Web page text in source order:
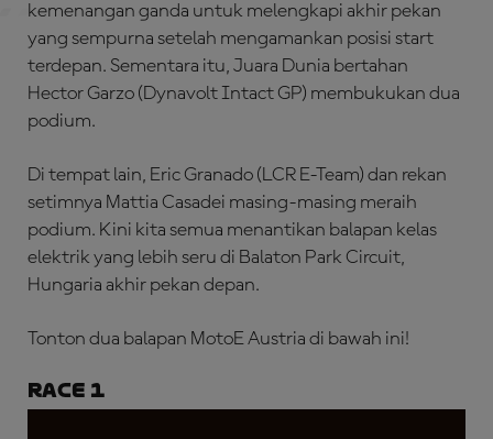
kemenangan ganda untuk melengkapi akhir pekan
yang sempurna setelah mengamankan posisi start
terdepan. Sementara itu, Juara Dunia bertahan
Hector Garzo (Dynavolt Intact GP) membukukan dua
podium.
Di tempat lain, Eric Granado (LCR E-Team) dan rekan
setimnya Mattia Casadei masing-masing meraih
podium. Kini kita semua menantikan balapan kelas
elektrik yang lebih seru di Balaton Park Circuit,
Hungaria akhir pekan depan.
Tonton dua balapan MotoE Austria di bawah ini!
Race 1